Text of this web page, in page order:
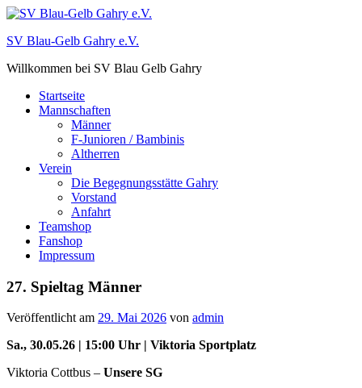
Zum
springen
SV Blau-Gelb Gahry e.V.
Willkommen bei SV Blau Gelb Gahry
Startseite
Mannschaften
Männer
F-Junioren / Bambinis
Altherren
Verein
Die Begegnungsstätte Gahry
Vorstand
Anfahrt
Teamshop
Fanshop
Impressum
27. Spieltag Männer
Veröffentlicht am 29. Mai 2026 von admin
Sa., 30.05.26 | 15:00 Uhr | Viktoria Sportplatz
Viktoria Cottbus – Unsere SG